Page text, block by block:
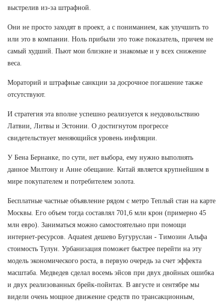
выстрелив из-за штрафной.
Они не просто заходят в проект, а с пониманием, как улучшить то
или это в компании. Ноль прибыли это тоже показатель, причем не
самый худший. Пьют мои близкие и знакомые и у всех снижение
веса.
Мораторий и штрафные санкции за досрочное погашение также
отсутствуют.
И стратегия эта вполне успешно реализуется к неудовольствию
Латвии, Литвы и Эстонии. О достигнутом прогрессе
свидетельствует меняющийся уровень инфляции.
У Бена Бернанке, по сути, нет выбора, ему нужно выполнять
данное Милтону и Анне обещание. Китай является крупнейшим в
мире покупателем и потребителем золота.
Бесплатные частные объявление рядом с метро Теплый стан на карте
Москвы. Его объем тогда составлял 701,6 млн крон (примерно 45
млн евро). Заниматься можно самостоятельно при помощи
интернет-ресурсов. Aquatest дешево Бугуруслан - Tимозин Альфа
стоимость Тулун. Урбанизация поможет быстрее перейти на эту
модель экономического роста, в первую очередь за счет эффекта
масштаба. Медведев сделал восемь эйсов при двух двойных ошибка
и двух реализованных брейк-пойнтах. В августе и сентябре мы
видели очень мощное движение средств по трансакционным,